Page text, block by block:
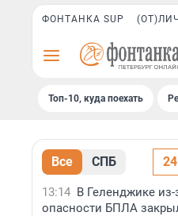
ФОНТАНКА SUP
Топ-10, куда поехать
Все СПБ
13:14 В Геленджике из-
опасности БПЛА